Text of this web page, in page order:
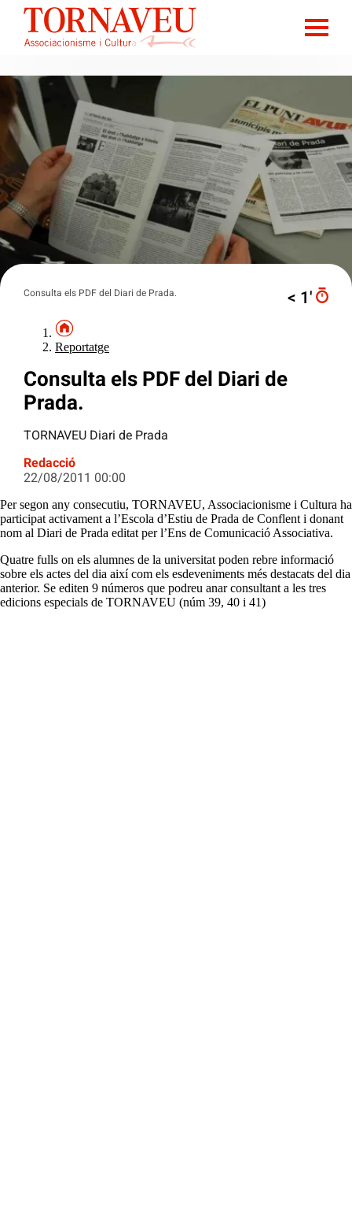
Consulta els PDF del Diari de Prada. < 1′
Reportatge
Consulta els PDF del Diari de
Prada.
TORNAVEU Diari de Prada
Redacció
22/08/2011 00:00
Per segon any consecutiu, TORNAVEU, Associacionisme i Cultura ha
participat activament a l’Escola d’Estiu de Prada de Conflent i donant
nom al Diari de Prada editat per l’Ens de Comunicació Associativa.
Quatre fulls on els alumnes de la universitat poden rebre informació
sobre els actes del dia així com els esdeveniments més destacats del dia
anterior. Se editen 9 números que podreu anar consultant a les tres
edicions especials de TORNAVEU (núm 39, 40 i 41)